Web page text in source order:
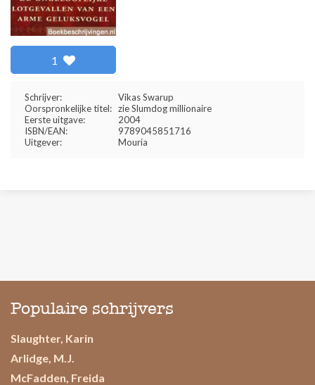
1
Schrijver:
Vikas Swarup
Oorspronkelijke titel: zie Slumdog millionaire
Eerste uitgave:
2004
ISBN/EAN:
9789045851716
Uitgever:
Mouria
Populaire schrijvers
Slaughter, Karin
Arlidge, M.J.
McFadden, Freida